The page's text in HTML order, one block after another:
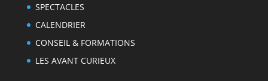
SPECTACLES
CALENDRIER
CONSEIL & FORMATIONS
LES AVANT CURIEUX